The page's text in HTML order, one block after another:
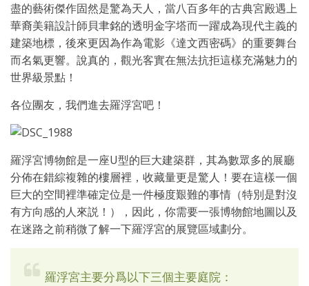
盡的藝術傑作固然是驚為天人，當八百多年的古典宮殿遇上
華裔美籍設計師貝聿銘的透明金字塔而一躍成為現代主義的
建築地標，後來更因為作為電影《達文西密碼》的重要舞台
而名氣更響。說真的，觀光客實在無法抗拒這樣充滿魅力的
世界級景點！
各位團友，我們進去羅浮宮吧！
羅浮宮博物館是一座U型的巨大建築群，其為數眾多的展廳
分佈在錯綜複雜的樓層裡，收藏量更是驚人！要在這樣一個
巨大的空間裡準確定位是一件極度艱難的事情（特別是對沒
有方向感的人來説！），因此，你需要一張博物館地圖以及
在迷路之前稍微了解一下羅浮宮的展覽區域劃分。
羅浮宮主要分爲以下三個主要庭院：